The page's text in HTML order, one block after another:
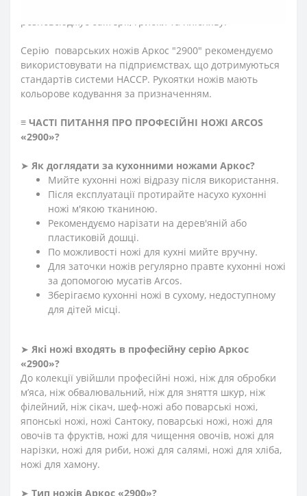
Серію поварських ножів Аркос "2900" рекомендуємо
використовувати на підприємствах, що дотримуються
стандартів системи HACCP. Рукоятки ножів мають
кольорове кодування за призначенням.
≡ ЧАСТІ ПИТАННЯ ПРО ПРОФЕСІЙНІ НОЖІ ARCOS
«2900»?
➤ Як доглядати за кухонними ножами Аркос?
Мийте кухонні ножі відразу після використання.
Після експлуатації протирайте насухо кухонні
ножі м'якою тканиною.
Рекомендуємо нарізати на дерев'яній або
пластиковій дошці.
По можливості ножі для кухні мийте вручну.
Для заточки ножів регулярно правте кухонні ножі
за допомогою мусатів Arcos.
Зберігаємо кухонні ножі в сухому, недоступному
для дітей місці.
➤ Які ножі входять в професійну серію Аркос
«2900»?
До колекції увійшли професійні ножі, ніж для обробки
м’яса, ніж обвалювальний, ніж для зняття шкур, ніж
філейний, ніж сікач, шеф-ножі або поварські ножі,
японські ножі, ножі Сантоку, поварські ножі, ножі для
овочів та фруктів, ножі для чищення овочів, ножі для
нарізки, ножі для риби, ножі для салямі, ножі для хліба,
ножі для хамону.
➤ Тип ножів Аркос «2900»?